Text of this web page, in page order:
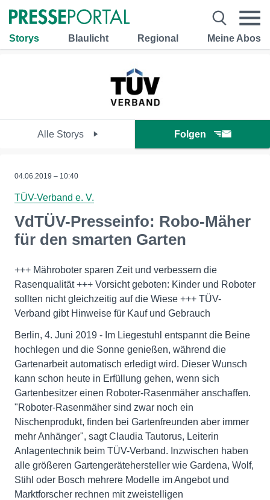
Storys Blaulicht Regional Meine Abos
Alle Storys Folgen
04.06.2019 – 10:40
TÜV-Verband e. V.
VdTÜV-Presseinfo: Robo-Mäher
für den smarten Garten
+++ Mähroboter sparen Zeit und verbessern die
Rasenqualität +++ Vorsicht geboten: Kinder und Roboter
sollten nicht gleichzeitig auf die Wiese +++ TÜV-
Verband gibt Hinweise für Kauf und Gebrauch
Berlin, 4. Juni 2019 - Im Liegestuhl entspannt die Beine
hochlegen und die Sonne genießen, während die
Gartenarbeit automatisch erledigt wird. Dieser Wunsch
kann schon heute in Erfüllung gehen, wenn sich
Gartenbesitzer einen Roboter-Rasenmäher anschaffen.
"Roboter-Rasenmäher sind zwar noch ein
Nischenprodukt, finden bei Gartenfreunden aber immer
mehr Anhänger", sagt Claudia Tautorus, Leiterin
Anlagentechnik beim TÜV-Verband. Inzwischen haben
alle größeren Gartengerätehersteller wie Gardena, Wolf,
Stihl oder Bosch mehrere Modelle im Angebot und
Marktforscher rechnen mit zweistelligen